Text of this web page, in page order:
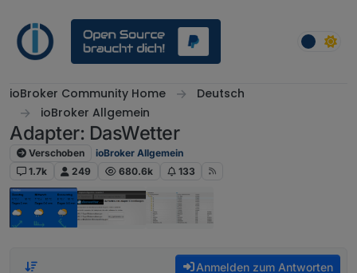
ioBroker Community Home
Deutsch
ioBroker Allgemein
Adapter: DasWetter
Verschoben
ioBroker Allgemein
1.7k
249 680.6k 133
Anmelden zum Antworten